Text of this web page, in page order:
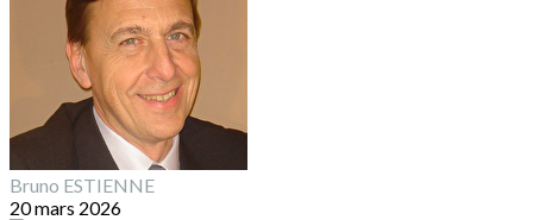
Bruno ESTIENNE
20 mars 2026